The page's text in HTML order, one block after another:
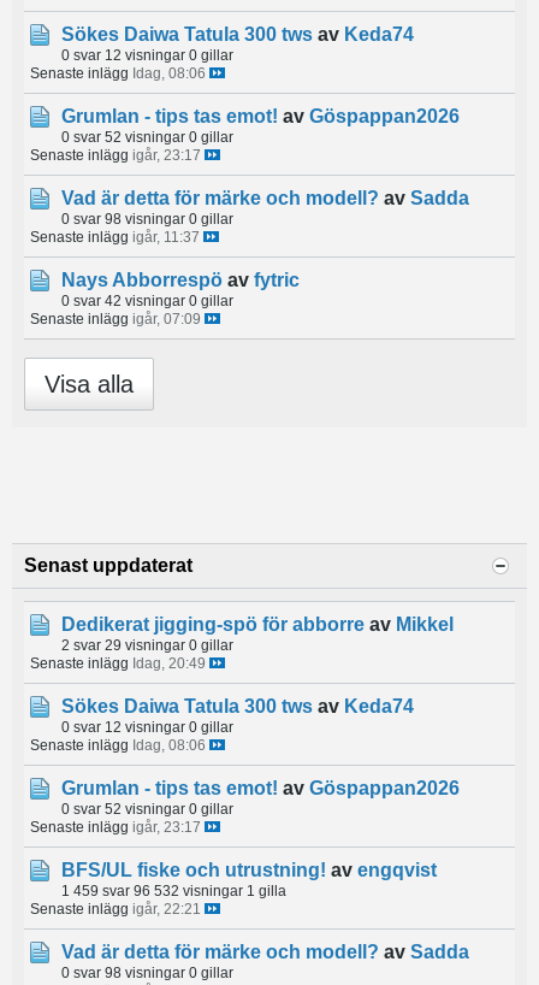
Sökes Daiwa Tatula 300 tws av Keda74
0 svar 12 visningar 0 gillar
Senaste inlägg Idag, 08:06
Grumlan - tips tas emot! av Göspappan2026
0 svar 52 visningar 0 gillar
Senaste inlägg igår, 23:17
Vad är detta för märke och modell? av Sadda
0 svar 98 visningar 0 gillar
Senaste inlägg igår, 11:37
Nays Abborrespö av fytric
0 svar 42 visningar 0 gillar
Senaste inlägg igår, 07:09
Visa alla
Senast uppdaterat
Dedikerat jigging-spö för abborre av Mikkel
2 svar 29 visningar 0 gillar
Senaste inlägg Idag, 20:49
Sökes Daiwa Tatula 300 tws av Keda74
0 svar 12 visningar 0 gillar
Senaste inlägg Idag, 08:06
Grumlan - tips tas emot! av Göspappan2026
0 svar 52 visningar 0 gillar
Senaste inlägg igår, 23:17
BFS/UL fiske och utrustning! av engqvist
1 459 svar 96 532 visningar 1 gilla
Senaste inlägg igår, 22:21
Vad är detta för märke och modell? av Sadda
0 svar 98 visningar 0 gillar